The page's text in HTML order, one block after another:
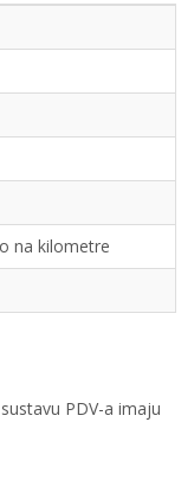
na kilometre
PDV-a imaju